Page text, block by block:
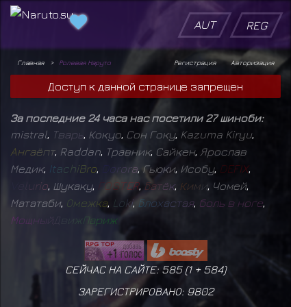
AUT REG
Главная Ролевая Наруто Авторизация
Регистрация
Доступ к данной странице запрещен
За последние 24 часа нас посетили 27 шиноби:
mistral Тварь Кокуо Сон Гоку, Kazuma Kiryu,
Ангаёпт, Raddan Травник, Сайкен, Ярослав
Медик, ItachiBro or ora Гьюки, Исобу, DEFIX,
urio Шукаку, O STER, Батёк, Ким и Чомей,
Мататаби, Омежка, L oki, Блохастая, боль в ноге
Мощн ы жПариж
СЕЙЧАС НА САЙТЕ: 585 (1+ 584)
ЗАРЕГИСТРИРОВАНО: 9802